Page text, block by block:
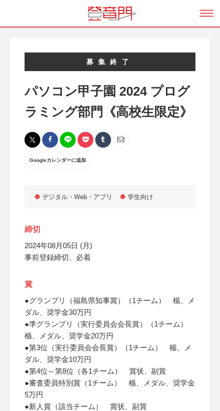
募集終了
パソコン甲子園 2024 プログ
ラミング部門《高校生限定》
Googleカレンダーに追加
デジタル・Web・アプリ 学生向け
締切
2024年08月05日 (月)
事前登録締切、必着
賞
●グランプリ（福島県知事賞）（1チーム） 楯、メ
ダル、奨学金30万円
●準グランプリ（実行委員会会長賞）（1チーム）
楯、メダル、奨学金20万円
●第3位（実行委員会会長賞）（1チーム） 楯、メ
ダル、奨学金10万円
●第4位～第8位（各1チーム） 賞状、副賞
●審査委員特別賞（1チーム） 楯、メダル、奨学金
5万円
●新人賞（該当チーム） 賞状、副賞